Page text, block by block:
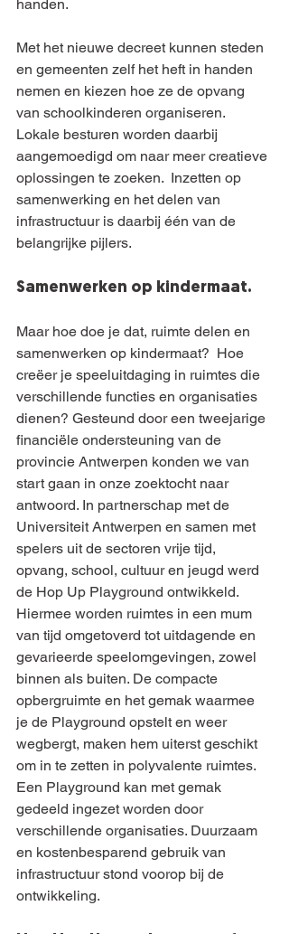
handen.
Met het nieuwe decreet kunnen steden
en gemeenten zelf het heft in handen
nemen en kiezen hoe ze de opvang
van schoolkinderen organiseren.
Lokale besturen worden daarbij
aangemoedigd om naar meer creatieve
oplossingen te zoeken.  Inzetten op
samenwerking en het delen van
infrastructuur is daarbij één van de
belangrijke pijlers.
Samenwerken op kindermaat.
Maar hoe doe je dat, ruimte delen en
samenwerken op kindermaat?  Hoe
creëer je speeluitdaging in ruimtes die
verschillende functies en organisaties
dienen? Gesteund door een tweejarige
financiële ondersteuning van de
provincie Antwerpen konden we van
start gaan in onze zoektocht naar
antwoord. In partnerschap met de
Universiteit Antwerpen en samen met
spelers uit de sectoren vrije tijd,
opvang, school, cultuur en jeugd werd
de Hop Up Playground ontwikkeld.
Hiermee worden ruimtes in een mum
van tijd omgetoverd tot uitdagende en
gevarieerde speelomgevingen, zowel
binnen als buiten. De compacte
opbergruimte en het gemak waarmee
je de Playground opstelt en weer
wegbergt, maken hem uiterst geschikt
om in te zetten in polyvalente ruimtes.
Een Playground kan met gemak
gedeeld ingezet worden door
verschillende organisaties. Duurzaam
en kostenbesparend gebruik van
infrastructuur stond voorop bij de
ontwikkeling.